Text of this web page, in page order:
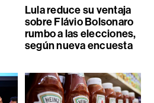
Lula reduce su ventaja
sobre Flávio Bolsonaro
rumbo a las elecciones,
según nueva encuesta